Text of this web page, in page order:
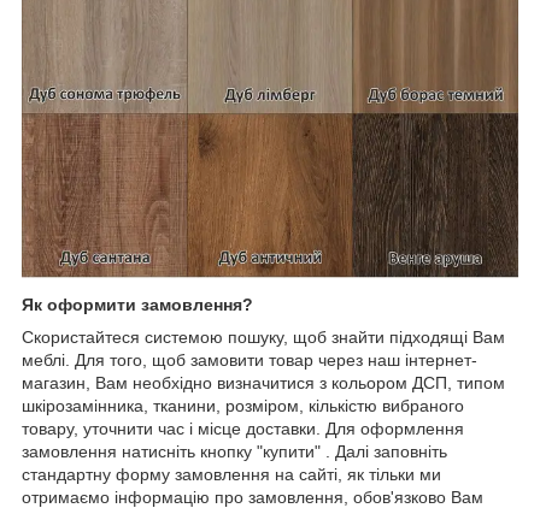
Як оформити замовлення?
Скористайтеся системою пошуку, щоб знайти підходящі Вам
меблі. Для того, щоб замовити товар через наш інтернет-
магазин, Вам необхідно визначитися з кольором ДСП, типом
шкірозамінника, тканини, розміром, кількістю вибраного
товару, уточнити час і місце доставки. Для оформлення
замовлення натисніть кнопку "купити" . Далі заповніть
стандартну форму замовлення на сайті, як тільки ми
отримаємо інформацію про замовлення, обов'язково Вам